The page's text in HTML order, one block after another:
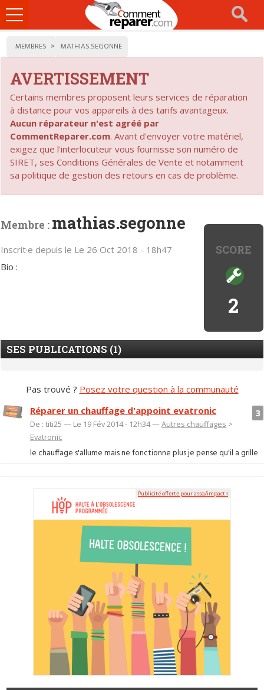
Ouvrir
le
MEMBRES MATHIAS.SEGONNE
AVERTISSEMENT
Certains membres proposent leurs services de réparation
à distance pour vos appareils à des tarifs avantageux.
Aucun réparateur n'est agréé par
CommentReparer.com. Avant d'envoyer votre matériel,
exigez que l'interlocuteur vous fournisse son numéro de
SIRET, ses Conditions Générales de Vente et notamment
sa politique de gestion des retours en cas de problème.
SCORE
2
Membre : mathias.segonne
Inscrit·e depuis le Le 26 Oct 2018 - 18h47
Bio :
SES PUBLICATIONS (1)
Pas trouvé ? Posez votre question à la communauté
3
Réparer un chauffage d'appoint evatronic
De : titi25 — Le 19 Fév 2014 - 12h34 —Autres chauffages >
Evatronic
le chauffage s'allume mais ne fonctionne plus je pense qu'il a grille
Publicité offerte pour asso/impact ℹ